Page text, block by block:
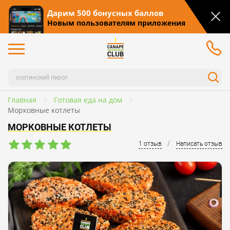
Дарим 500 бонусных баллов
Новым пользователям приложения
Главная
Готовая еда на дом
Морковные котлеты
МОРКОВНЫЕ КОТЛЕТЫ
1 отзыв / Написать отзыв